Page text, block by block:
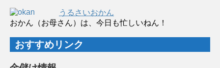
うるさいおかん
おかん（お母さん）は、今日も忙しいねん！
おすすめリンク